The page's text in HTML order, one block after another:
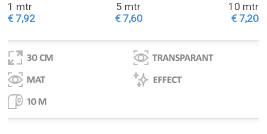
1 mtr
€ 7,92
5 mtr
€ 7,60
10 mtr
€ 7,20